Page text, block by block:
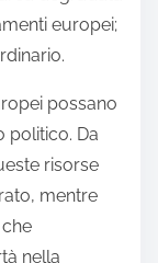
europei;
possano
politico. Da
risorse
mentre
nella